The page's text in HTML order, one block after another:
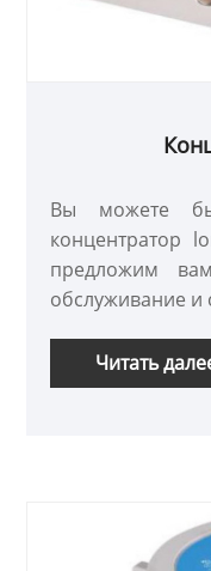
Вы можете
концентратор
предложим
обслуживание и
Читать